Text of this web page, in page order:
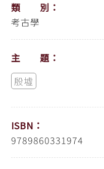
類 別：
考古學
主 題：
殷墟
ISBN：
9789860331974